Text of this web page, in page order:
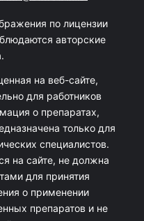
по лицензии
авторские
на веб-сайте,
для работников
о препаратах,
только для
специалистов.
на сайте, не должна
для принятия
о применении
препаратов и не